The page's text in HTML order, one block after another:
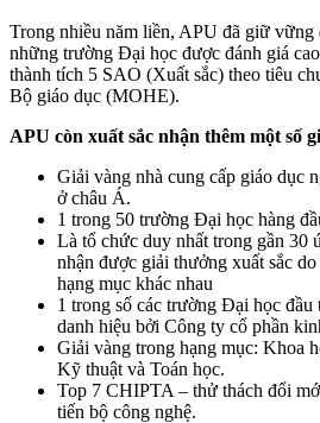
Trong nhiều năm liền, APU đã giữ vững
những trường Đại học được đánh giá
thành tích 5 SAO (Xuất sắc) theo tiêu
Bộ giáo dục (MOHE).
APU còn xuất sắc nhận thêm một số
Giải vàng nhà cung cấp giáo dục
ở châu Á.
1 trong 50 trường Đại học hàng
Là tổ chức duy nhất trong gần 30
nhận được giải thưởng xuất sắc
hạng mục khác nhau
1 trong số các trường Đại học
danh hiệu bởi Công ty cổ phần
Giải vàng trong hạng mục: Khoa
Kỹ thuật và Toán học.
Top 7 CHIPTA – thử thách đổi
tiến bộ công nghệ.